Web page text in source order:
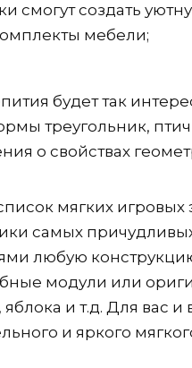
смогут создать
мебели;
будет так
треугольник,
о свойствах
мягких игровых
самых
любую
модули или
и т.д. Для вас
и яркого